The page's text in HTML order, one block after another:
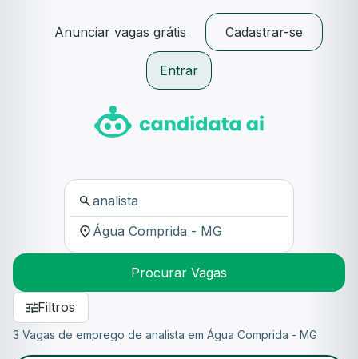
Anunciar vagas grátis Cadastrar-se
Entrar
Procurar Vagas
Filtros
3 Vagas de emprego de analista em Água Comprida - MG